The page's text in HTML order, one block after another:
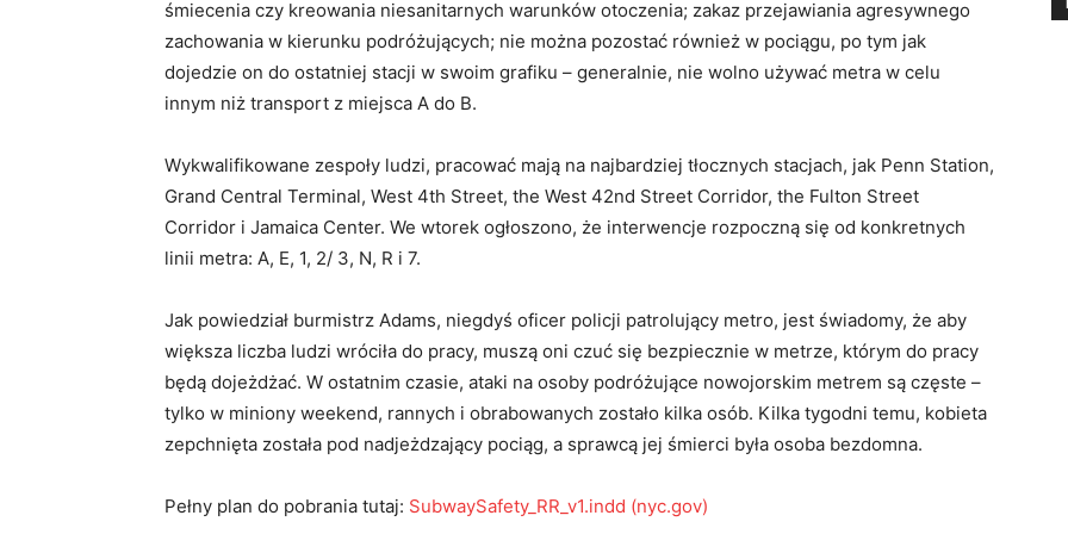
śmiecenia czy kreowania niesanitarnych warunków otoczenia; zakaz przejawiania agresywnego
zachowania w kierunku podróżujących; nie można pozostać również w pociągu, po tym jak
dojedzie on do ostatniej stacji w swoim grafiku – generalnie, nie wolno używać metra w celu
innym niż transport z miejsca A do B.
Wykwalifikowane zespoły ludzi, pracować mają na najbardziej tłocznych stacjach, jak Penn Station,
Grand Central Terminal, West 4th Street, the West 42nd Street Corridor, the Fulton Street
Corridor i Jamaica Center. We wtorek ogłoszono, że interwencje rozpoczną się od konkretnych
linii metra: A, E, 1, 2/ 3, N, R i 7.
Jak powiedział burmistrz Adams, niegdyś oficer policji patrolujący metro, jest świadomy, że aby
większa liczba ludzi wróciła do pracy, muszą oni czuć się bezpiecznie w metrze, którym do pracy
będą dojeżdżać. W ostatnim czasie, ataki na osoby podróżujące nowojorskim metrem są częste –
tylko w miniony weekend, rannych i obrabowanych zostało kilka osób. Kilka tygodni temu, kobieta
zepchnięta została pod nadjeżdzający pociąg, a sprawcą jej śmierci była osoba bezdomna.
Pełny plan do pobrania tutaj: SubwaySafety_RR_v1.indd (nyc.gov)